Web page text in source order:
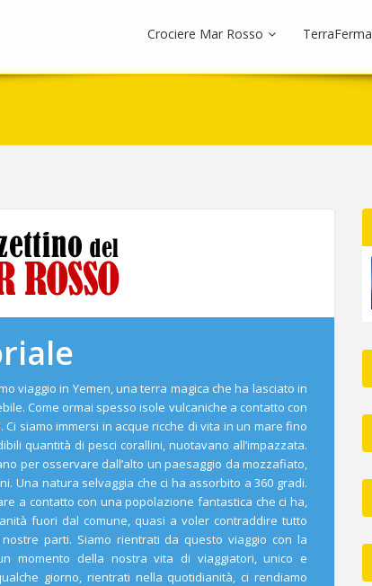
Crociere Mar Rosso TerraFerma
viaggio in Yemen, una terra magica che ha lasciato in
Come ormai spesso isole vulcaniche a contatto con
siamo immersi in acque ricche di vita in un mare fino
quantità di pesci corallini, nuotavano all’impazzata.
per osservare dall’alto un paesaggio da mozzafiato,
Una natura selvaggia che ci ha assorbito a 360 gradi.
a contatto con una popolazione fantastica che ci ha,
fuori dal comune, quasi a voler contraddire tutto
parti. Siamo rientrati da questo viaggio con la
momento della nostra vita di viaggiatori, unico e
giorno, rientrati nella quotidianità, ci rendiamo